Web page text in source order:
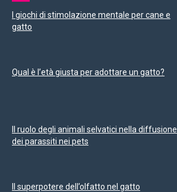
I giochi di stimolazione mentale per cane e
gatto
Qual è l’età giusta per adottare un gatto?
Il ruolo degli animali selvatici nella diffusione
dei parassiti nei pets
Il superpotere dell’olfatto nel gatto